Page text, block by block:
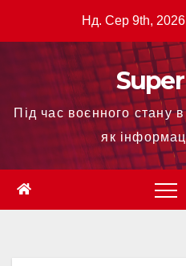
Нд. Сер 9th, 2026
Під час воєнного стану
як